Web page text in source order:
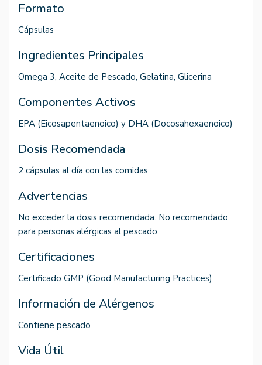
Formato
Cápsulas
Ingredientes Principales
Omega 3, Aceite de Pescado, Gelatina, Glicerina
Componentes Activos
EPA (Eicosapentaenoico) y DHA (Docosahexaenoico)
Dosis Recomendada
2 cápsulas al día con las comidas
Advertencias
No exceder la dosis recomendada. No recomendado
para personas alérgicas al pescado.
Certificaciones
Certificado GMP (Good Manufacturing Practices)
Información de Alérgenos
Contiene pescado
Vida Útil